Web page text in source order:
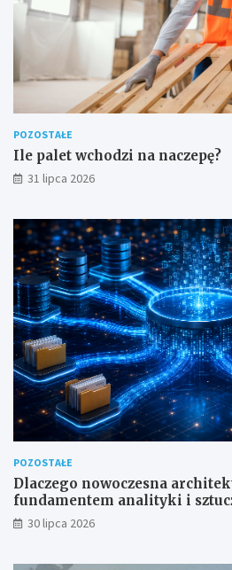
POZOSTAŁE
Ile palet wchodzi na naczepę?
31 lipca 2026
POZOSTAŁE
Dlaczego nowoczesna
fundamentem analityki i
przedsiębiorstwach?
30 lipca 2026